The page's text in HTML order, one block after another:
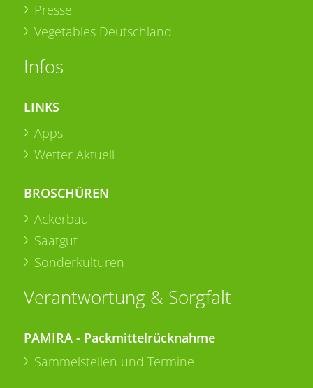
Presse
Vegetables Deutschland
Infos
LINKS
Apps
Wetter Aktuell
BROSCHÜREN
Ackerbau
Saatgut
Sonderkulturen
Verantwortung & Sorgfalt
PAMIRA - Packmittelrücknahme
Sammelstellen und Termine